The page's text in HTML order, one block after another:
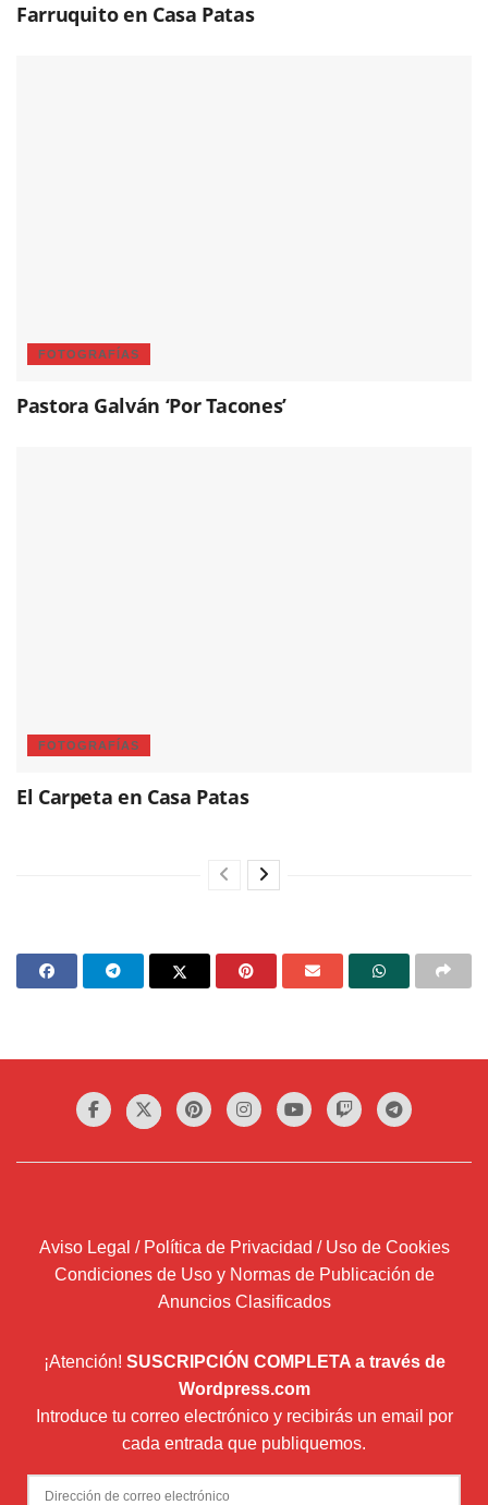
Farruquito en Casa Patas
FOTOGRAFÍAS
Pastora Galván ‘Por Tacones’
FOTOGRAFÍAS
El Carpeta en Casa Patas
Aviso Legal / Política de Privacidad / Uso de Cookies
Condiciones de Uso y Normas de Publicación de
Anuncios Clasificados
¡Atención! SUSCRIPCIÓN COMPLETA a través de
Wordpress.com
Introduce tu correo electrónico y recibirás un email por
cada entrada que publiquemos.
Dirección